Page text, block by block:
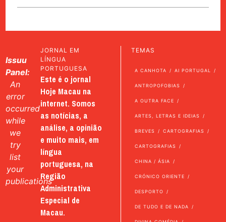
Issuu
Panel:
An
error
occurred
while
we
try
list
your
publications
JORNAL EM
LÍNGUA
PORTUGUESA
Este é o jornal
Hoje Macau na
internet. Somos
as notícias, a
análise, a opinião
e muito mais, em
língua
portuguesa, na
Região
Administrativa
Especial de
Macau.
TEMAS
A CANHOTA AI PORTUGAL
ANTROPOFOBIAS
A OUTRA FACE
ARTES, LETRAS E IDEIAS
BREVES CARTOGRAFIAS
CARTOGRAFIAS
CHINA / ÁSIA
CRÓNICO ORIENTE
DESPORTO
DE TUDO E DE NADA